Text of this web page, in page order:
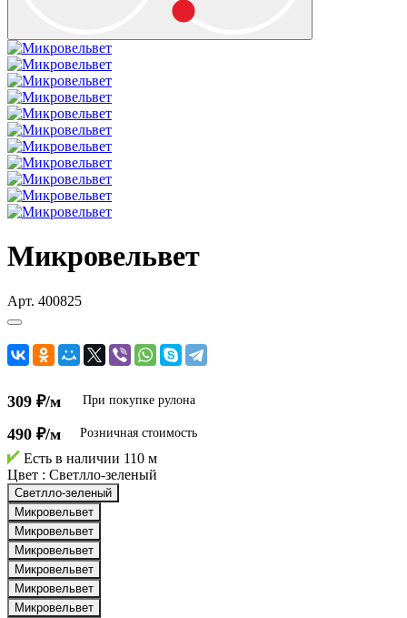
Микровельвет
Арт. 400825
309 ₽/м При покупке рулона
490 ₽/м Розничная стоимость
Есть в наличии 110 м
Цвет : Светлло-зеленый
Светлло-зеленый
Микровельвет
Микровельвет
Микровельвет
Микровельвет
Микровельвет
Микровельвет